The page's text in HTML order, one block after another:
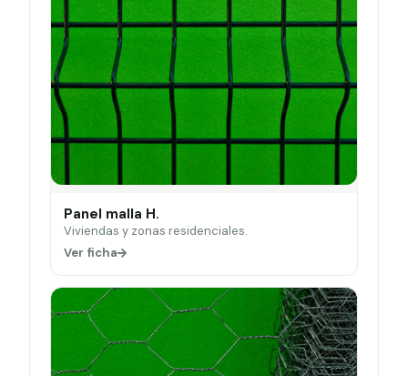
Panel malla H.
Viviendas y zonas residenciales.
Ver ficha